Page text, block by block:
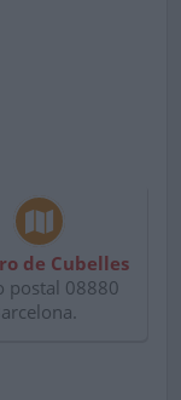
de Cubelles
postal 08880